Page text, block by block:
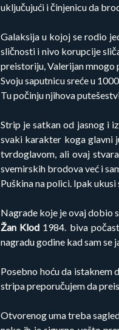
uključujući i činjenicu da
Galaksija u kojoj se rodio
sličnosti i nivo korupcije
preistoriju, Valerijan mnogo
Svoju saputnicu sreće u
Tu počinju njihova
Strip je satkan od jasnog i
svaki karakter koga glavni
tvrdoglavom, ali ovaj
svemirskih brodova već i
Puškina na polici. Ipak
Nagrade koje je ovaj dobio
Žan Klod 1984. biva
nagradu godine kad sam se
Posebno hoću da
stripa preporučujem da
Otvorenog uma treba